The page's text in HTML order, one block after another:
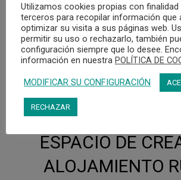
ESPACIO DE
ALOJAMIENTO
Utilizamos cookies propias con finalidad
terceros para recopilar información que
optimizar su visita a sus páginas web.
permitir su uso o rechazarlo, también
configuración siempre que lo desee.
información en nuestra POLÍTICA DE
MODIFICAR SU CONFIGURACIÓN
RECHAZAR